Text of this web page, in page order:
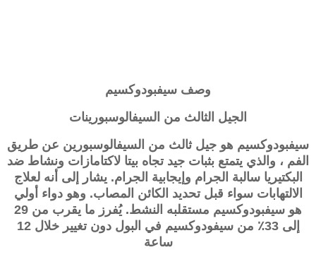
وصف سيفبودوكسيم
الجيل الثالث من السيفالوسبورينات
سيفبودوكسيم هو جيل ثالث من السيفالوسبورين عن طريق
الفم ، والذي يتمتع بثبات جيد تجاه بيتا لاكتامازات ونشاط ضد
البكتيريا سالبة الجرام وإيجابية الجرام. يشار إلى أنه لعلاج
الالتهابات سواء قبل تحديد الكائن المصاب. وهو دواء أولي
هو سيفبودوكسيم
مستقلبه النشط. يُفرز ما يقرب من 29
إلى 33٪ من سيفودوكسيم في البول دون تغيير خلال 12
ساعة